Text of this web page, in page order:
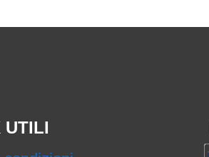
UTILI